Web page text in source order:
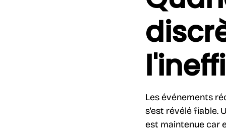
Les événements
s'est révélé fiable.
est maintenue car